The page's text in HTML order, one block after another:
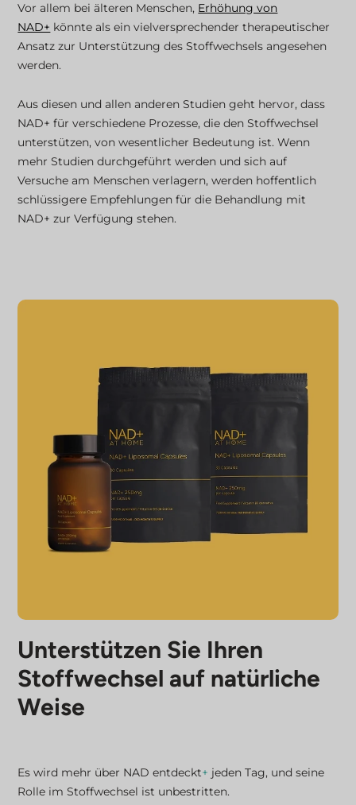
Vor allem bei älteren Menschen, Erhöhung von
NAD+ könnte als ein vielversprechender therapeutischer
Ansatz zur Unterstützung des Stoffwechsels angesehen
werden.
Aus diesen und allen anderen Studien geht hervor, dass
NAD+ für verschiedene Prozesse, die den Stoffwechsel
unterstützen, von wesentlicher Bedeutung ist. Wenn
mehr Studien durchgeführt werden und sich auf
Versuche am Menschen verlagern, werden hoffentlich
schlüssigere Empfehlungen für die Behandlung mit
NAD+ zur Verfügung stehen.
Unterstützen Sie Ihren
Stoffwechsel auf natürliche
Weise
Es wird mehr über NAD entdeckt+ jeden Tag, und seine
Rolle im Stoffwechsel ist unbestritten.